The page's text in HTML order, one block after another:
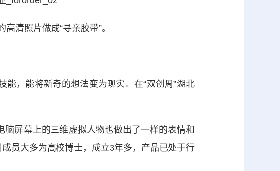
清照片做成“寻亲胶带”。
，能将新奇的想法变为现实。在“双创周”湖北
屏幕上的三维虚拟人物也做出了一样的表情和
员大多为高校博士，成立3年多，产品已处于行